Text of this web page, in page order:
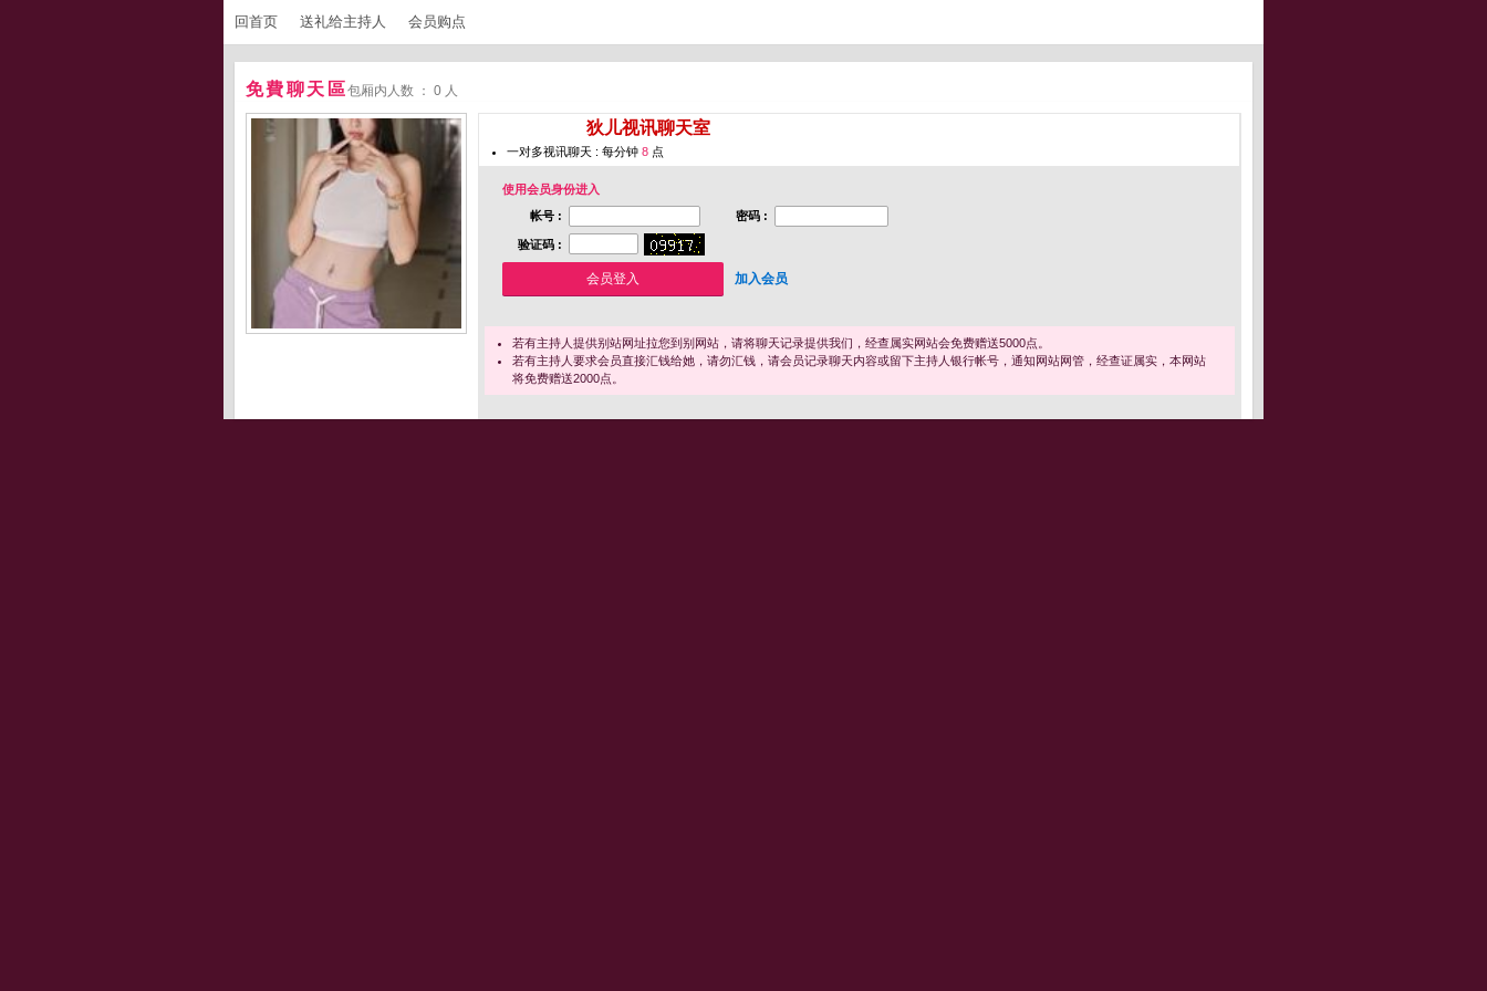
回首页 送礼给主持人 会员购点
免費聊天區包厢内人数 ： 0 人
狄儿视讯聊天室
一对多视讯聊天 : 每分钟 8 点
使用会员身份进入
帐号 :
密码 :
验证码 :
加入会员
若有主持人提供别站网址拉您到别网站，请将聊天记录提供我们，经查属实网站会免费赠送5000点。
若有主持人要求会员直接汇钱给她，请勿汇钱，请会员记录聊天内容或留下主持人银行帐号，通知网站网管，经查证属实，本网站
将免费赠送2000点。